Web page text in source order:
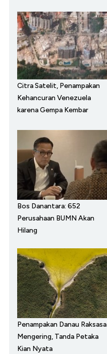
Citra Satelit, Penampakan
Kehancuran Venezuela
karena Gempa Kembar
Bos Danantara: 652
Perusahaan BUMN Akan
Hilang
Penampakan Danau Raksasa
Mengering, Tanda Petaka
Kian Nyata